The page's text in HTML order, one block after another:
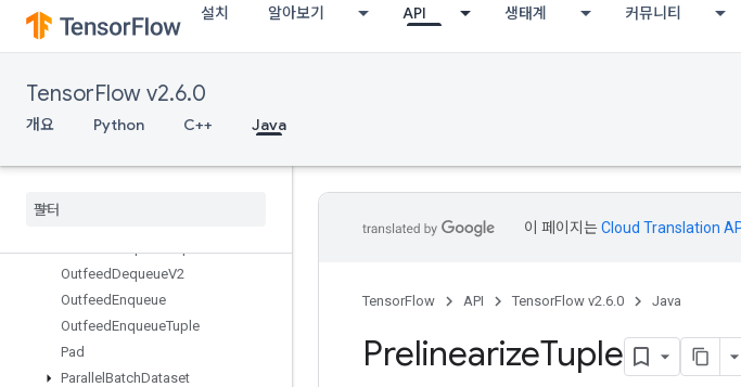
설치 알아보기 API 생태계 커뮤니티
TensorFlow v2.6.0
개요 Python C++ Java
OrderedMapClear
OrderedMapIncompleteSize
OrderedMapSize
OrderedMapStage
OrderedMapUnstageNoKey
OutfeedDequeueV2
OutfeedEnqueue
OutfeedEnqueueTuple
Pad
Parallel BatchDataset
이 페이지는Cloud Translation
TensorFlow API TensorFlow v2.6.0 Java
PrelinearizeTuple